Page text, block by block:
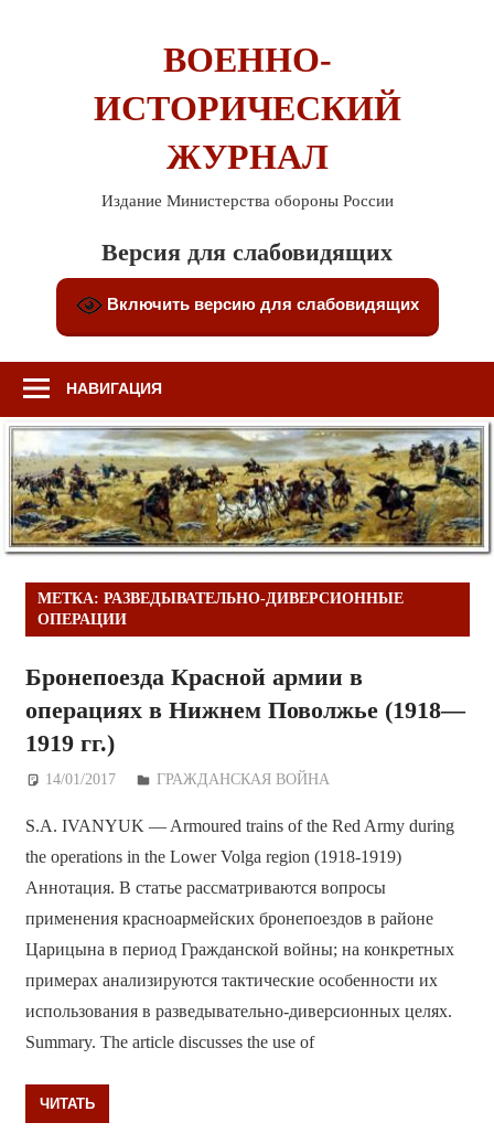
ВОЕННО-
ИСТОРИЧЕСКИЙ
ЖУРНАЛ
Издание Министерства обороны России
Версия для слабовидящих
Включить версию для слабовидящих
НАВИГАЦИЯ
МЕТКА: РАЗВЕДЫВАТЕЛЬНО-ДИВЕРСИОННЫЕ
ОПЕРАЦИИ
Бронепоезда Красной армии в
операциях в Нижнем Поволжье (1918—
1919 гг.)
14/01/2017 Дежурный по Редакции
ГРАЖДАНСКАЯ ВОЙНА
S.A. IVANYUK — Armoured trains of the Red Army during
the operations in the Lower Volga region (1918-1919)
Аннотация. В статье рассматриваются вопросы
применения красноармейских бронепоездов в районе
Царицына в период Гражданской войны; на конкретных
примерах анализируются тактические особенности их
использования в разведывательно-диверсионных целях.
Summary. The article discusses the use of
ЧИТАТЬ